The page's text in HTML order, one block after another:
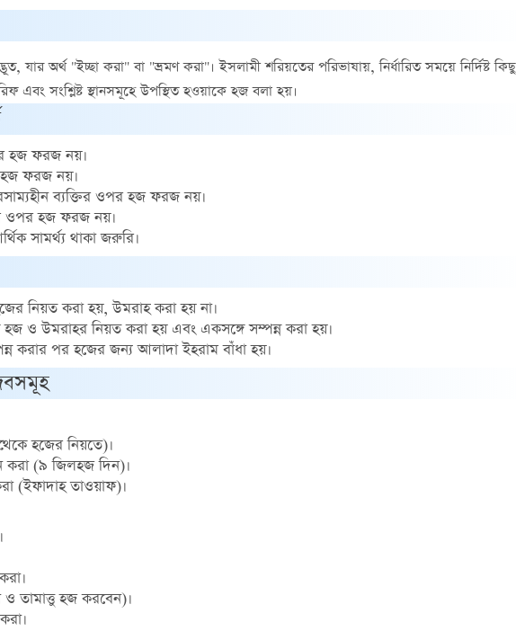
যার অর্থ "ইচ্ছা করা" বা "ভ্রমণ করা"। ইসলামী শরিয়তের পরিভাষায়, নির্ধারিত সময়ে নির্দিষ্ট কিছু
এবং সংশ্লিষ্ট স্থানসমূহে উপস্থিত হওয়াকে হজ বলা হয়।
হজ ফরজ নয়।
ফরজ নয়।
ব্যক্তির ওপর হজ ফরজ নয়।
ওপর হজ ফরজ নয়।
সামর্থ্য থাকা জরুরি।
নিয়ত করা হয়, উমরাহ করা হয় না।
হজ ও উমরাহর নিয়ত করা হয় এবং একসঙ্গে সম্পন্ন করা হয়।
করার পর হজের জন্য আলাদা ইহরাম বাঁধা হয়।
থেকে হজের নিয়তে)।
করা (৯ জিলহজ দিন)।
(ইফাদাহ তাওয়াফ)।
ও তামাত্তু হজ করবেন)।